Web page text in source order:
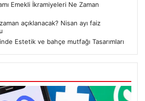
Emekli İkramiyeleri Ne Zaman
açıklanacak? Nisan ayı faiz
Estetik ve bahçe mutfağı Tasarımları